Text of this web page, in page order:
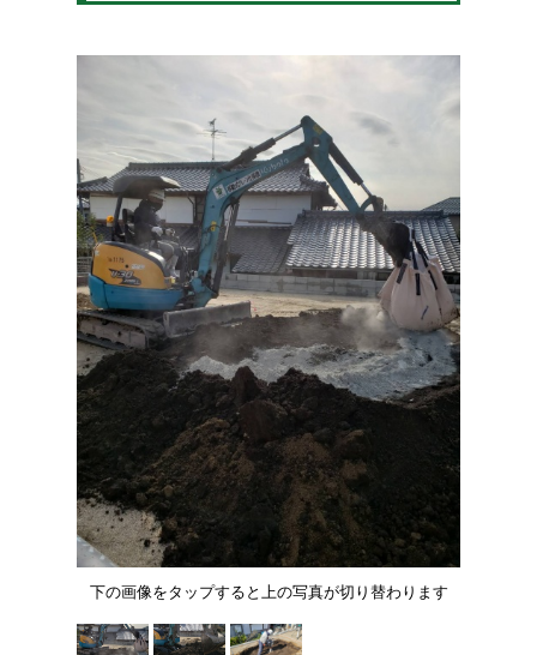
下の画像をタップすると上の写真が切り替わります